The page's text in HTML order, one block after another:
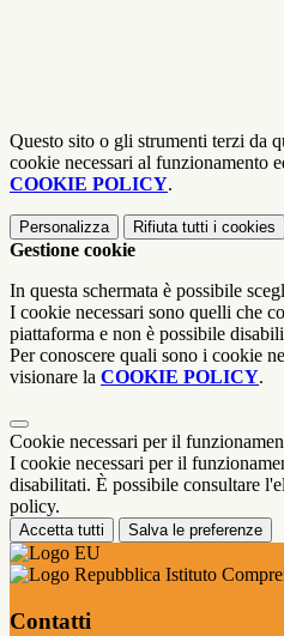
Questo sito o gli strumenti terzi da
cookie necessari al funzionamento
COOKIE POLICY.
Personalizza Rifiuta tutti i cookies
Gestione cookie
In questa schermata è possibile
I cookie necessari sono quelli che
piattaforma e non è possibile
Per conoscere quali sono i cookie
visionare la COOKIE POLICY.
Cookie necessari per il
I cookie necessari per il
disabilitati. È possibile consultare
policy.
Accetta tutti Salva le preferenze
Istituto
Contatti